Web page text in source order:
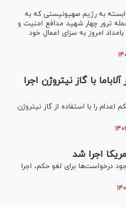
به رژیم صهیونیستی که به
ترور چهار شهید مدافع امنیت و
امروز به سزای اعمال خود
با گاز نیتروژن اجرا
اعدام را با استفاده از گاز نیتروژن
اجرا شد
درخواست‌ها برای لغو حکم، اجرا